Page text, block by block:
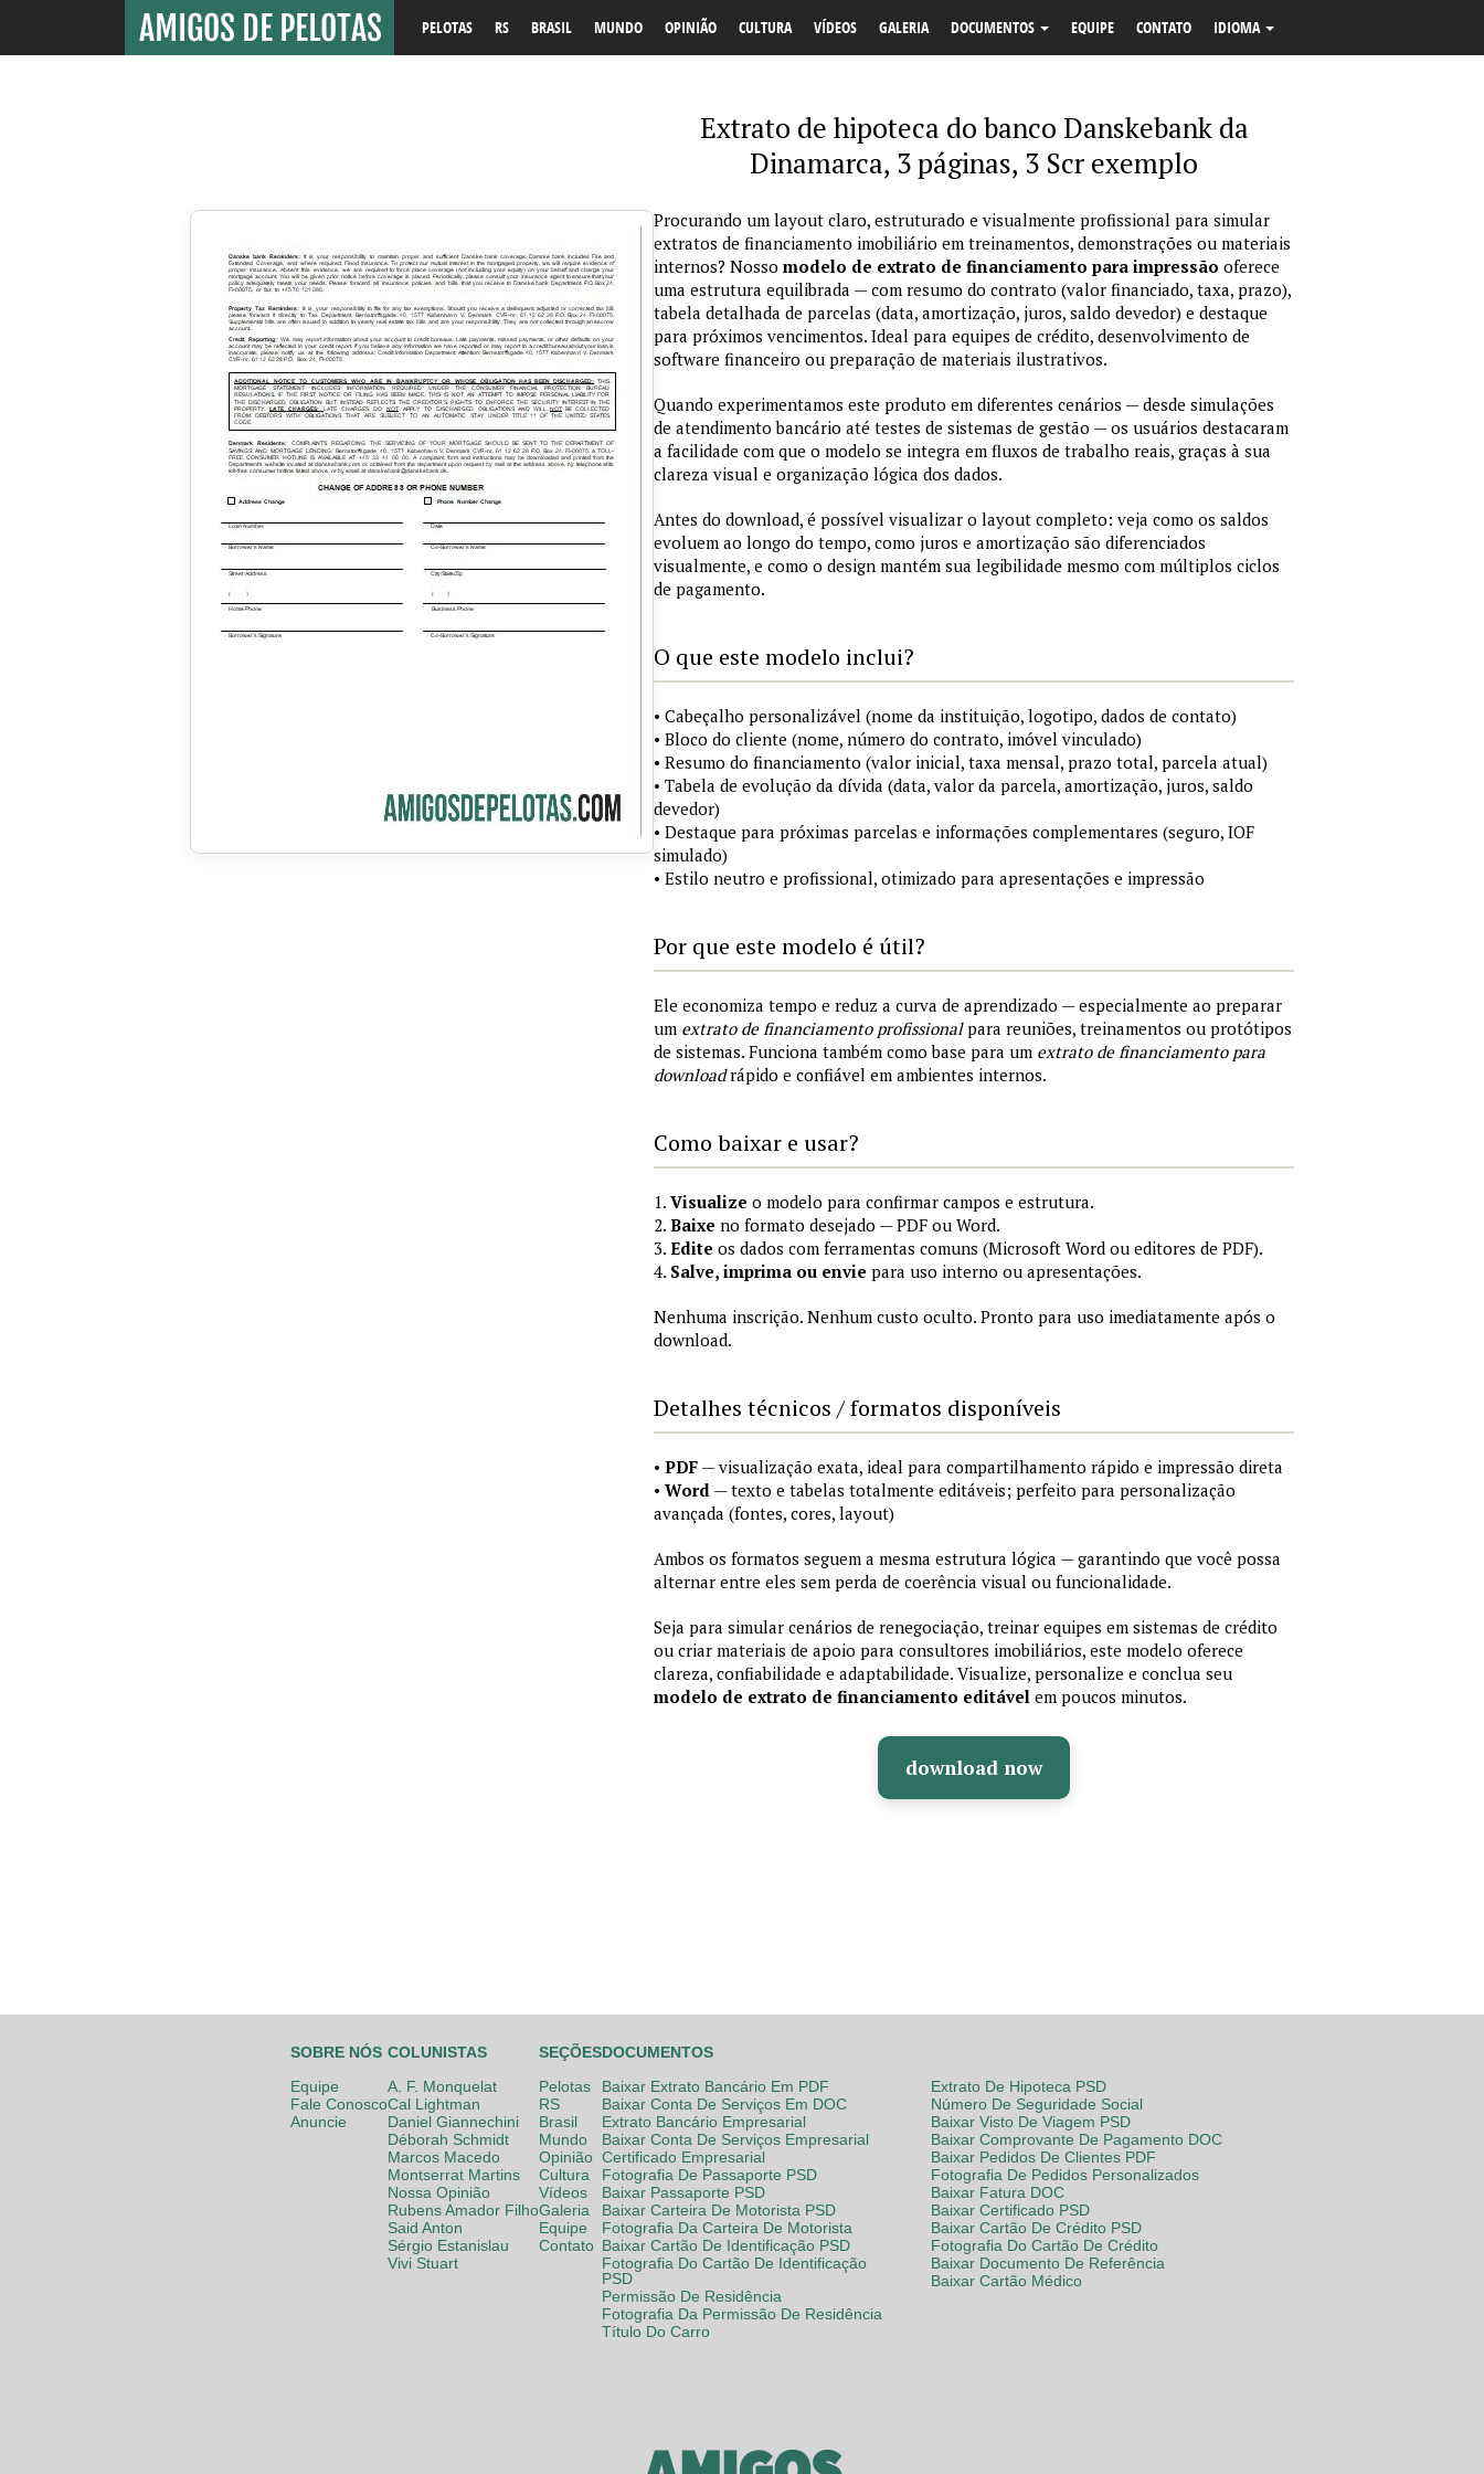
PELOTAS RS BRASIL MUNDO OPINIÃO CULTURA VÍDEOS GALERIA DOCUMENTOS EQUIPE CONTATO IDIOMA
Extrato de hipoteca do banco Danskebank da
Dinamarca, 3 páginas, 3 Scr exemplo
Procurando um layout claro, estruturado e visualmente profissional para simular
extratos de financiamento imobiliário em treinamentos, demonstrações ou materiais
internos? Nosso modelo de extrato de financiamento para impressão oferece
uma estrutura equilibrada — com resumo do contrato (valor financiado, taxa, prazo),
tabela detalhada de parcelas (data, amortização, juros, saldo devedor) e destaque
para próximos vencimentos. Ideal para equipes de crédito, desenvolvimento de
software financeiro ou preparação de materiais ilustrativos.
Quando experimentamos este produto em diferentes cenários — desde simulações
de atendimento bancário até testes de sistemas de gestão — os usuários destacaram
a facilidade com que o modelo se integra em fluxos de trabalho reais, graças à sua
clareza visual e organização lógica dos dados.
Antes do download, é possível visualizar o layout completo: veja como os saldos
evoluem ao longo do tempo, como juros e amortização são diferenciados
visualmente, e como o design mantém sua legibilidade mesmo com múltiplos ciclos
de pagamento.
O que este modelo inclui?
• Cabeçalho personalizável (nome da instituição, logotipo, dados de contato)
• Bloco do cliente (nome, número do contrato, imóvel vinculado)
• Resumo do financiamento (valor inicial, taxa mensal, prazo total, parcela atual)
• Tabela de evolução da dívida (data, valor da parcela, amortização, juros, saldo
devedor)
• Destaque para próximas parcelas e informações complementares (seguro, IOF
simulado)
• Estilo neutro e profissional, otimizado para apresentações e impressão
Por que este modelo é útil?
Ele economiza tempo e reduz a curva de aprendizado — especialmente ao preparar
um extrato de financiamento profissionalpara reuniões, treinamentos ou protótipos
de sistemas. Funciona também como base para um extrato de financiamento para
downloadrápido e confiável em ambientes internos.
Como baixar e usar?
1. Visualize o modelo para confirmar campos e estrutura.
2. Baixe no formato desejado — PDF ou Word.
3. Edite os dados com ferramentas comuns (Microsoft Word ou editores de PDF).
4. Salve, imprima ou envie para uso interno ou apresentações.
Nenhuma inscrição. Nenhum custo oculto. Pronto para uso imediatamente após o
download.
Detalhes técnicos / formatos disponíveis
• PDF — visualização exata, ideal para compartilhamento rápido e impressão direta
• Word — texto e tabelas totalmente editáveis; perfeito para personalização
avançada (fontes, cores, layout)
Ambos os formatos seguem a mesma estrutura lógica — garantindo que você possa
alternar entre eles sem perda de coerência visual ou funcionalidade.
Seja para simular cenários de renegociação, treinar equipes em sistemas de crédito
ou criar materiais de apoio para consultores imobiliários, este modelo oferece
clareza, confiabilidade e adaptabilidade. Visualize, personalize e conclua seu
modelo de extrato de financiamento editável em poucos minutos.
download now
SOBRE NÓS
Equipe
Fale Conosco
Anuncie
COLUNISTAS
A. F. Monquelat
Cal Lightman
Daniel Giannechini
Déborah Schmidt
Marcos Macedo
Montserrat Martins
Nossa Opinião
Rubens Amador Filho
Said Anton
Sérgio Estanislau
Vivi Stuart
SEÇÕES
Pelotas
RS
Brasil
Mundo
Opinião
Cultura
Vídeos
Galeria
Equipe
Contato
DOCUMENTOS
Baixar Extrato Bancário Em PDF
Baixar Conta De Serviços Em DOC
Extrato Bancário Empresarial
Baixar Conta De Serviços Empresarial
Certificado Empresarial
Fotografia De Passaporte PSD
Baixar Passaporte PSD
Baixar Carteira De Motorista PSD
Fotografia Da Carteira De Motorista
Baixar Cartão De Identificação PSD
Fotografia Do Cartão De Identificação
PSD
Permissão De Residência
Fotografia Da Permissão De Residência
Título Do Carro
Extrato De Hipoteca PSD
Número De Seguridade Social
Baixar Visto De Viagem PSD
Baixar Comprovante De Pagamento DOC
Baixar Pedidos De Clientes PDF
Fotografia De Pedidos Personalizados
Baixar Fatura DOC
Baixar Certificado PSD
Baixar Cartão De Crédito PSD
Fotografia Do Cartão De Crédito
Baixar Documento De Referência
Baixar Cartão Médico